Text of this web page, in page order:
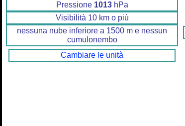
Pressione 1013hPa
Visibilità 10 km o più
nessuna nube inferiore a 1500 m e nessun
cumulonembo
Cambiare le unità